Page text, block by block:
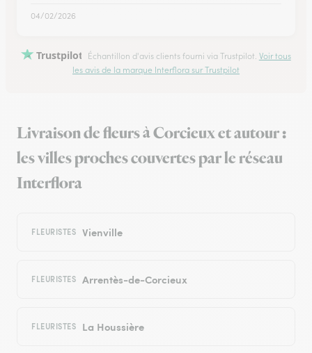
04/02/2026
Trustpilot Échantillon d'avis clients fourni via Trustpilot. Voir tous
les avis de la marque Interflora sur Trustpilot
Livraison de fleurs à Corcieux et autour :
les villes proches couvertes par le réseau
Interflora
FLEURISTES Vienville
FLEURISTES Arrentès-de-Corcieux
FLEURISTES La Houssière